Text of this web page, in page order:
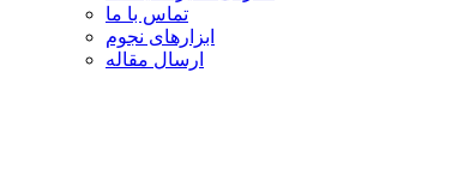
تماس با ما
ابزارهای نجوم
ارسال مقاله